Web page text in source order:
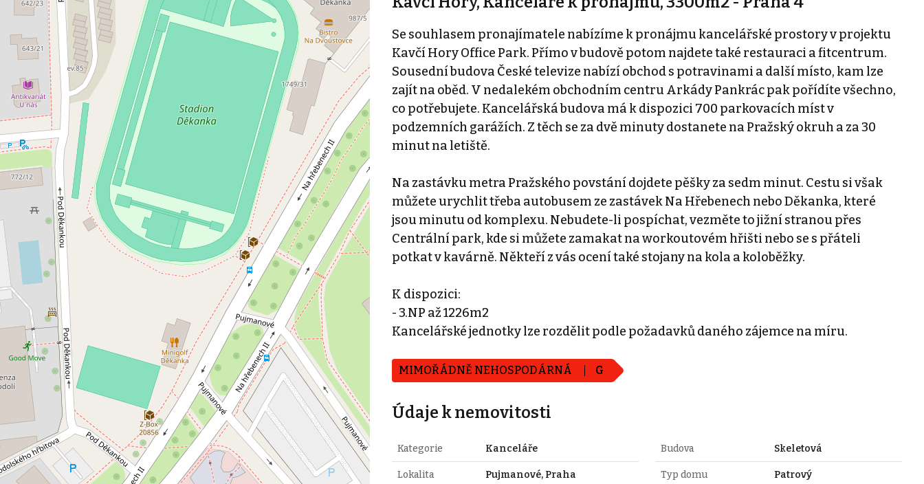
Se souhlasem pronajímatele nabízíme k pronájmu kancelářské prostory v projektu
Kavčí Hory Office Park. Přímo v budově potom najdete také restauraci a fitcentrum.
Sousední budova České televize nabízí obchod s potravinami a další místo, kam lze
zajít na oběd. V nedalekém obchodním centru Arkády Pankrác pak pořídíte všechno,
co potřebujete. Kancelářská budova má k dispozici 700 parkovacích míst v
podzemních garážích. Z těch se za dvě minuty dostanete na Pražský okruh a za 30
minut na letiště.
Na zastávku metra Pražského povstání dojdete pěšky za sedm minut. Cestu si však
můžete urychlit třeba autobusem ze zastávek Na Hřebenech nebo Děkanka, které
jsou minutu od komplexu. Nebudete-li pospíchat, vezměte to jižní stranou přes
Centrální park, kde si můžete zamakat na workoutovém hřišti nebo se s přáteli
potkat v kavárně. Někteří z vás ocení také stojany na kola a koloběžky.
K dispozici:
- 3.NP až 1226m2
Kancelářské jednotky lze rozdělit podle požadavků daného zájemce na míru.
MIMOŘÁDNĚ NEHOSPODÁRNÁ G
Údaje k nemovitosti
Kategorie Kanceláře
Lokalita Pujmanové, Praha
Budova Skeletová
Typ domu Patrový